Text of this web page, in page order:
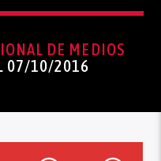
DE MEDIOS
07/10/2016